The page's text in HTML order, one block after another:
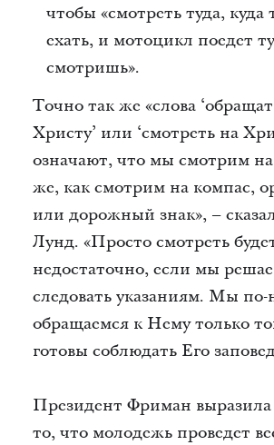
чтобы «смотреть туда,
ехать, и мотоцикл поедет
смотришь».
Точно так же «слова
Христу’ или ‘смотреть на
означают, что мы смотрим
же, как смотрим на компас,
или дорожный знак», –
Лунд. «Просто смотреть
недостаточно, если мы
следовать указаниям. Мы
обращаемся к Нему только
готовы соблюдать Его
Президент Фриман
то, что молодежь проведет